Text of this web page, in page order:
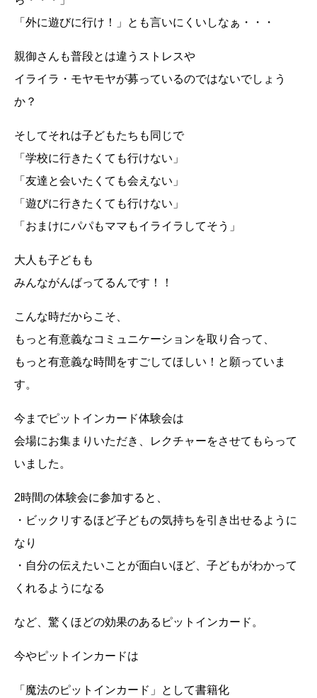
「外に遊びに行け！」とも言いにくいしなぁ・・・
親御さんも普段とは違うストレスや
イライラ・モヤモヤが募っているのではないでしょう
か？
そしてそれは子どもたちも同じで
「学校に行きたくても行けない」
「友達と会いたくても会えない」
「遊びに行きたくても行けない」
「おまけにパパもママもイライラしてそう」
大人も子どもも
みんながんばってるんです！！
こんな時だからこそ、
もっと有意義なコミュニケーションを取り合って、
もっと有意義な時間をすごしてほしい！と願っていま
す。
今までピットインカード体験会は
会場にお集まりいただき、レクチャーをさせてもらって
いました。
2時間の体験会に参加すると、
・ビックリするほど子どもの気持ちを引き出せるように
なり
・自分の伝えたいことが面白いほど、子どもがわかって
くれるようになる
など、驚くほどの効果のあるピットインカード。
今やピットインカードは
「魔法のピットインカード」として書籍化